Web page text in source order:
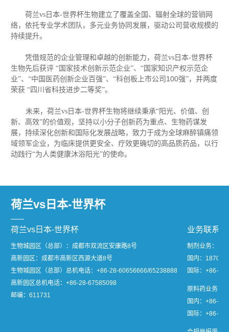
荷兰vs日本-世界杯生物建立了覆盖全国、辐射全球的营销网
络，依托专业学术团队，多元业务协同发展，驱动公司营收规模的
持续提升。
凭借规范的企业管理和卓越的创新能力，荷兰vs日本-世界杯
生物先后获评 “国家技术创新示范企业”、“国家知识产权示范企
业”、“中国医药创新企业百强”、“科创板上市公司 100强”，并两度
荣获 “四川省科技进步二等奖”。
未来，荷兰vs日本-世界杯生物将继续秉承“阳光、价值、创
新、高效”的价值观，坚持以小分子创新药为重点、生物药谋发
展，持续深化创新和国际化发展战略，致力于成为全球麻醉镇痛领
域领军企业，为临床提供更安全、疗效更确切的高品质药品，以行
动践行“为人类健康沐浴阳光”的使命。
荷兰vs日本-世界杯
荷兰vs日本-世界杯
生物城园区（总部）：成都市双流区安康路8号
高新园区：成都市高新区西源大道8号
生物城园区（总部）总机电话： +86-28-60656666/65238888
高新园区总机电话： +86-28-67585098
邮编：611731
业务联系
制剂业务：
国内：
国际：+86-
原料药业务：
国内：+86-
国际：+86-